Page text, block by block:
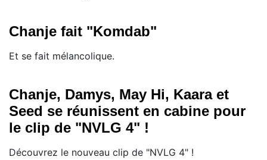
Chanje fait "Komdab"
Et se fait mélancolique.
Chanje, Damys, May Hi, Kaara et
Seed se réunissent en cabine pour
le clip de "NVLG 4" !
Découvrez le nouveau clip de "NVLG 4" !